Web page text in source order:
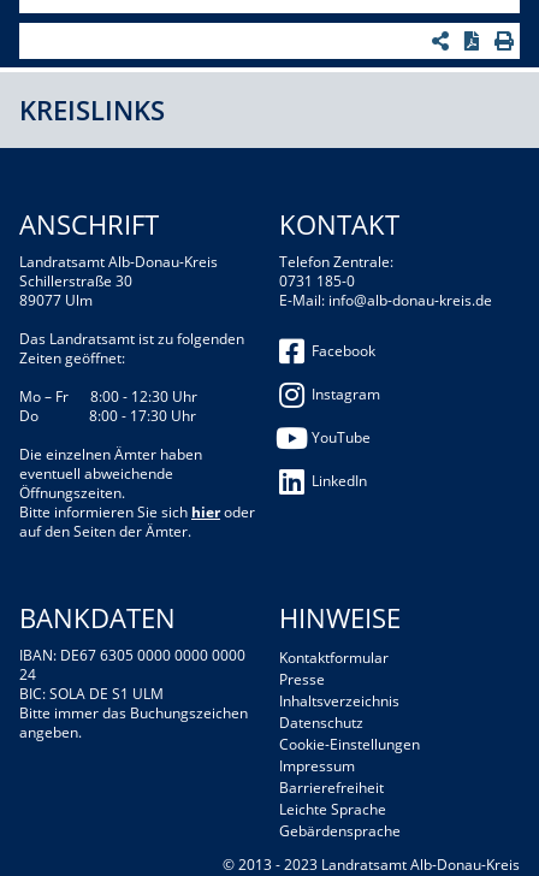
KREISLINKS
ANSCHRIFT
Landratsamt Alb-Donau-Kreis
Schillerstraße 30
89077 Ulm
Das Landratsamt ist zu folgenden
Zeiten geöffnet:
Mo – Fr 8:00 - 12:30 Uhr
Do 8:00 - 17:30 Uhr
Die einzelnen Ämter haben
eventuell abweichende
Öffnungszeiten.
Bitte informieren Sie sich hieroder
auf den Seiten der Ämter.
KONTAKT
Telefon Zentrale:
0731 185-0
E-Mail: info@alb-donau-kreis.de
Facebook
Instagram
YouTube
LinkedIn
BANKDATEN
IBAN: DE67 6305 0000 0000 0000
24
BIC: SOLA DE S1 ULM
Bitte immer das Buchungszeichen
angeben.
HINWEISE
Kontaktformular
Presse
Inhaltsverzeichnis
Datenschutz
Cookie-Einstellungen
Impressum
Barrierefreiheit
Leichte Sprache
Gebärdensprache
© 2013 - 2023 Landratsamt Alb-Donau-Kreis